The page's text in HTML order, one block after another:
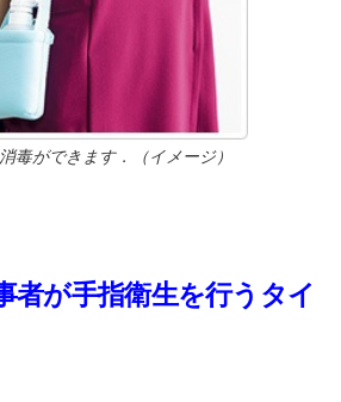
毒ができます．（イメージ）
者が手指衛生を行うタイ